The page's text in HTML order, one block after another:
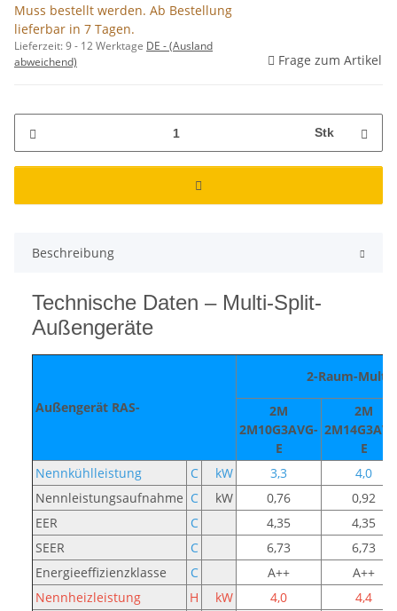
Muss bestellt werden. Ab Bestellung
lieferbar in 7 Tagen.
Lieferzeit:9 - 12 Werktage DE - (Ausland
abweichend)
Frage zum Artikel
Stk
Beschreibung
Technische Daten – Multi-Split-
Außengeräte
Außengerät RAS-
2-Raum-
2M
2M10G3AVG-
E
2M
E
Nennkühlleistung
C kW 3,3
4,0
Nennleistungsaufnahme C kW 0,76
0,92
EER
C 4,35
4,35
SEER
C 6,73
6,73
Energieeffizienzklasse
C A++
A++
Nennheizleistung
H kW 4,0 4,4